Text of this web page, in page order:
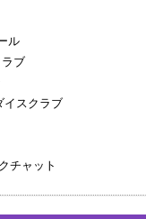
ル
ブ
イスクラブ
チャット